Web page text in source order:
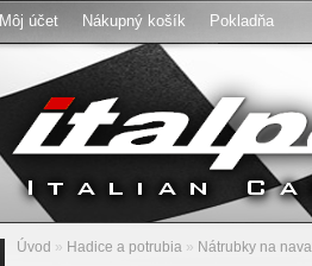
Môj účet Nákupný košík Pokladňa
Úvod » Hadice a potrubia » Nátrubky na